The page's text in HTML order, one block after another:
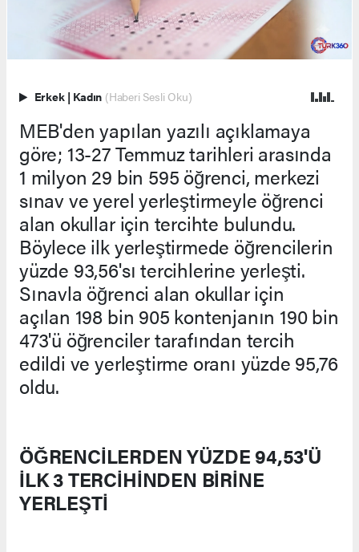
Erkek | Kadın (Haberi Sesli Oku)
MEB'den yapılan yazılı açıklamaya
göre; 13-27 Temmuz tarihleri arasında
1 milyon 29 bin 595 öğrenci, merkezi
sınav ve yerel yerleştirmeyle öğrenci
alan okullar için tercihte bulundu.
Böylece ilk yerleştirmede öğrencilerin
yüzde 93,56'sı tercihlerine yerleşti.
Sınavla öğrenci alan okullar için
açılan 198 bin 905 kontenjanın 190 bin
473'ü öğrenciler tarafından tercih
edildi ve yerleştirme oranı yüzde 95,76
oldu.
ÖĞRENCİLERDEN YÜZDE 94,53'Ü
İLK 3 TERCİHİNDEN BİRİNE
YERLEŞTİ